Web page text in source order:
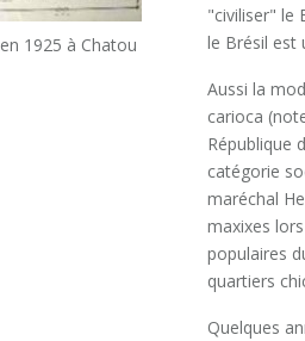
1925 à Chatou
"civiliser" le
le Brésil est
Aussi la
carioca
République
catégorie
maréchal
maxixes
populaires
quartiers
Quelques